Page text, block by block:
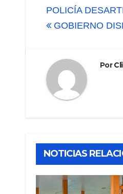
de
POLICÍA
GOBIERNO
Por
NOTICIAS